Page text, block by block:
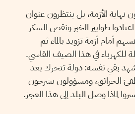
نهاية الأزمة، بل ينتظرون عنوان
طوابير الخبز ونقص السكر
أمام أزمة تزويد بالماء ثم
للكهرباء في هذا الصيف القاسي.
بقي نفسه: دولة تتحرك بعد
الحرائق، ومسؤولون يشرحون
لماذا وصل البلد إلى هذا العجز.